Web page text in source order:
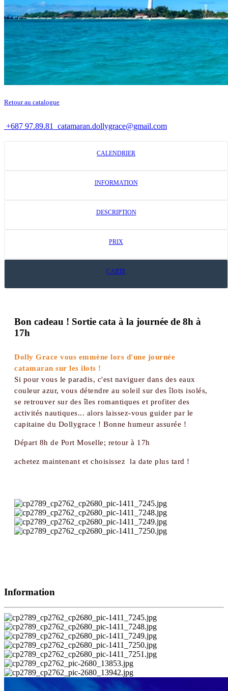
Retour au catalogue
+687 97.89.81 catamaran.dollygrace@gmail.com
CALENDRIER
INFORMATION
DESCRIPTION
PRIX
CARTE
Bon cadeau ! Sortie cata à la journée de 8h à
17h
Dolly Grace vous emmène lors d'une journée
catamaran sur les ilots !
Si pour vous le paradis, c'est naviguer dans des eaux
couleur azur, vous détendre au soleil sur des îlots isolés,
se retrouver sur des îles romantiques et profiter des
activités nautiques... alors laissez-vous guider par le
capitaine du Dollygrace ! Bonne humeur assurée !
Départ 8h de Port Moselle; retour à 17h
achetez maintenant et choisissez la date plus tard !
Information